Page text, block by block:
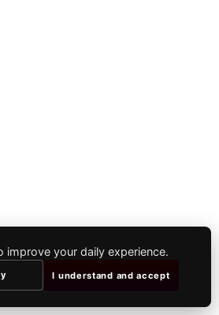
improve your daily experience.
I understand and accept